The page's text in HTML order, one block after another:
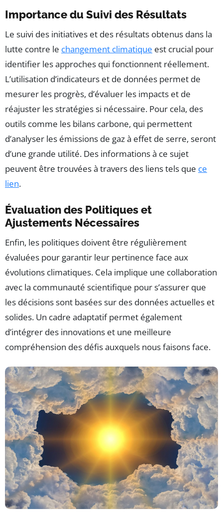
Importance du Suivi des Résultats
Le suivi des initiatives et des résultats obtenus dans la
lutte contre le changement climatique est crucial pour
identifier les approches qui fonctionnent réellement.
L’utilisation d’indicateurs et de données permet de
mesurer les progrès, d’évaluer les impacts et de
réajuster les stratégies si nécessaire. Pour cela, des
outils comme les bilans carbone, qui permettent
d’analyser les émissions de gaz à effet de serre, seront
d’une grande utilité. Des informations à ce sujet
peuvent être trouvées à travers des liens tels que ce
lien.
Évaluation des Politiques et
Ajustements Nécessaires
Enfin, les politiques doivent être régulièrement
évaluées pour garantir leur pertinence face aux
évolutions climatiques. Cela implique une collaboration
avec la communauté scientifique pour s’assurer que
les décisions sont basées sur des données actuelles et
solides. Un cadre adaptatif permet également
d’intégrer des innovations et une meilleure
compréhension des défis auxquels nous faisons face.